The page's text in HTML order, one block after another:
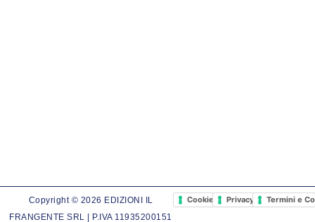
Copyright © 2026 EDIZIONI IL
FRANGENTE SRL | P.IVA 11935200151
Cookie PolicyPrivacy PolicyTermini e